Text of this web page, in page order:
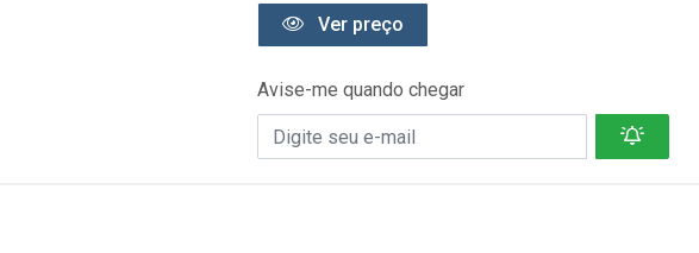
Ver preço
Avise-me quando chegar